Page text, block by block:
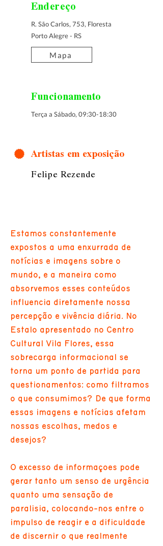
Endereço
R. São Carlos, 753, Floresta
Porto Alegre - RS
Mapa
Funcionamento
Terça a Sábado, 09:30-18:30
Artistas em exposição
Felipe Rezende
Estamos constantemente
expostos a uma enxurrada de
notícias e imagens sobre o
mundo, e a maneira como
absorvemos esses conteúdos
influencia diretamente nossa
percepção e vivência diária. No
Estalo apresentado no Centro
Cultural Vila Flores, essa
sobrecarga informacional se
torna um ponto de partida para
questionamentos: como filtramos
o que consumimos? De que forma
essas imagens e notícias afetam
nossas escolhas, medos e
desejos?
O excesso de informações pode
gerar tanto um senso de urgência
quanto uma sensação de
paralisia, colocando-nos entre o
impulso de reagir e a dificuldade
de discernir o que realmente